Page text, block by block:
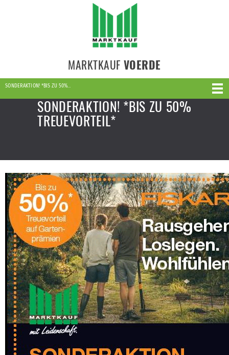
MARKTKAUF VOERDE
SONDERAKTION! *BIS ZU 50%…
SONDERAKTION! *BIS ZU 50%
TREUEVORTEIL*